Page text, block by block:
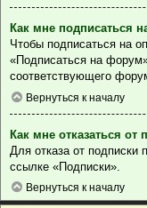
Как мне подписаться
Чтобы подписаться на
«Подписаться на
соответствующего
Вернуться к началу
Как мне отказаться от
Для отказа от подписки
ссылке «Подписки».
Вернуться к началу